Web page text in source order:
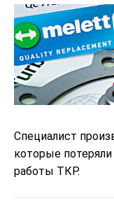
Специалист
которые
работы ТКР.